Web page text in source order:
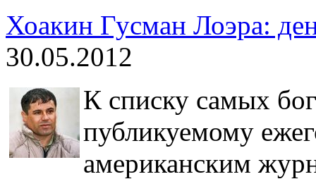
Хоакин Гусман Лоэра:
30.05.2012
К списку самых
публикуемому
американским